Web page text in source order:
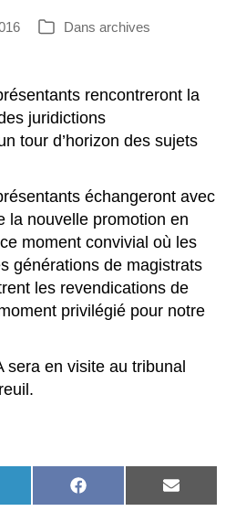
Catégories
Dans archives
rencontreront la
juridictions
tour d’horizon des sujets
échangeront avec
la nouvelle promotion en
moment convivial où les
générations de magistrats
les revendications de
privilégié pour notre
sera en visite au tribunal
SHARE
ON
SHARE
ON